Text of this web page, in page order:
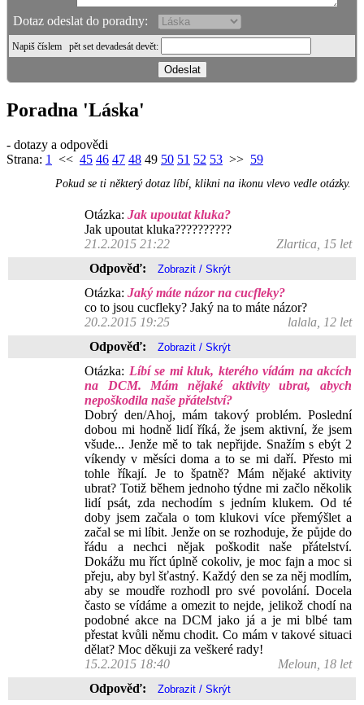
Dotaz odeslat do poradny:
Napiš číslem pět set devadesát devět:
Poradna 'Láska'
- dotazy a odpovědi
Strana: 1 << 45 46 47 48 49 50 51 52 53 >> 59
Pokud se ti některý dotaz líbí, klikni na ikonu vlevo vedle otázky.
Otázka: Jak upoutat kluka?
Jak upoutat kluka??????????
21.2.2015 21:22
Zlartica, 15 let
Odpověď:
Otázka: Jaký máte názor na cucfleky?
co to jsou cucfleky? Jaký na to máte názor?
20.2.2015 19:25
lalala, 12 let
Odpověď:
Otázka: Líbí se mi kluk, kterého vídám na akcích
na DCM. Mám nějaké aktivity ubrat, abych
nepoškodila naše přátelství?
Dobrý den/Ahoj, mám takový problém. Poslední
dobou mi hodně lidí říká, že jsem aktivní, že jsem
všude... Jenže mě to tak nepřijde. Snažím s ebýt 2
víkendy v měsíci doma a to se mi daří. Přesto mi
tohle říkají. Je to špatně? Mám nějaké aktivity
ubrat? Totiž během jednoho týdne mi začlo několik
lidí psát, zda nechodím s jedním klukem. Od té
doby jsem začala o tom klukovi více přemýšlet a
začal se mi líbit. Jenže on se rozhoduje, že půjde do
řádu a nechci nějak poškodit naše přátelství.
Dokážu mu říct úplně cokoliv, je moc fajn a moc si
přeju, aby byl šťastný. Každý den se za něj modlím,
aby se moudře rozhodl pro své povolání. Docela
často se vídáme a omezit to nejde, jelikož chodí na
podobné akce na DCM jako já a je mi blbé tam
přestat kvůli němu chodit. Co mám v takové situaci
dělat? Moc děkuji za veškeré rady!
15.2.2015 18:40
Meloun, 18 let
Odpověď: